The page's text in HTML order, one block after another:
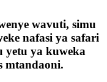
wavuti, simu
nafasi ya safari
yetu ya kuweka
mtandaoni.